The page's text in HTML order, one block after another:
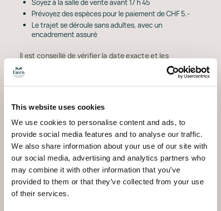
This website uses cookies
We use cookies to personalise content and ads, to
provide social media features and to analyse our traffic.
We also share information about your use of our site with
our social media, advertising and analytics partners who
may combine it with other information that you’ve
provided to them or that they’ve collected from your use
of their services.
Soyez à la salle de vente avant 17 h 45
Prévoyez des espèces pour le paiement de CHF 5.-
Le trajet se déroule sans adultes, avec un
encadrement assuré
Il est conseillé de vérifier la date exacte et les
éventuels changements avant de partir. L'équipe de
l'Altein peut vous aider à trouver les informations
officielles dont vous avez besoin.
Un temps fort en soirée
pendant les vacances de
ski à Arosa
La Märligondel apporte une touche plus douce aux
vacances de ski à Arosa. Elle s'inscrit parfaitement
après un dîner en début de soirée, ou comme
récompense après une journée en plein air, avant de